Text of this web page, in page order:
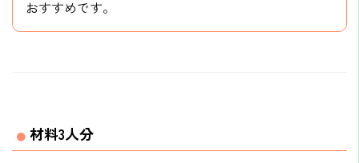
おすすめです。
材料3人分